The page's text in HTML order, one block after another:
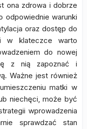
ona zdrowa i dobrze
odpowiednie warunki
oraz dostęp do
w klateczce warto
do nowej
z nią zapoznać i
Ważne jest również
matki w
niechęci, może być
wprowadzenia
sprawdzać stan